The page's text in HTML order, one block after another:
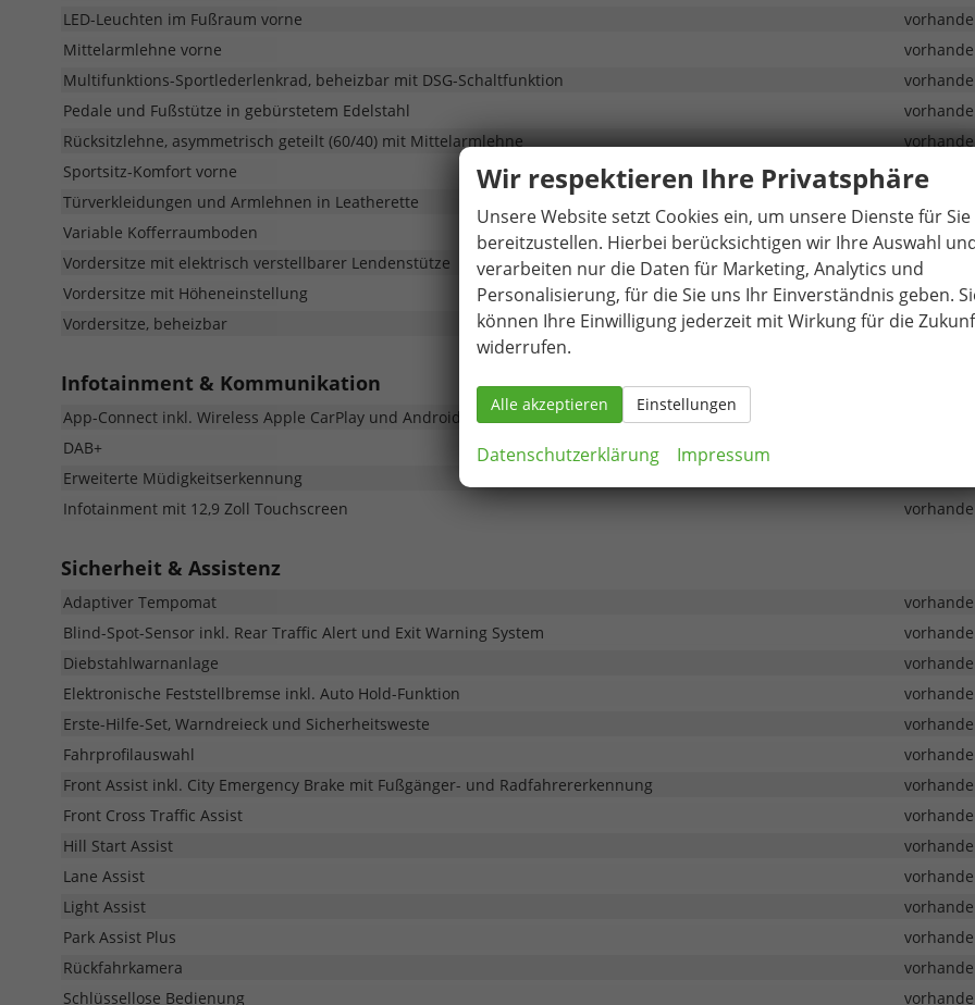
LED-Leuchten im Fußraum vorne
Mittelarmlehne vorne
Multifunktions-Sportlederlenkrad, beheizbar mit DSG-Schaltfunktion
Pedale und Fußstütze in gebürstetem Edelstahl
Rücksitzlehne, asymmetrisch geteilt (60/40) mit Mittelarmlehne
Sportsitz-Komfort vorne
Türverkleidungen und Armlehnen in Leatherette
Variable Kofferraumboden
Vordersitze mit elektrisch verstellbarer Lendenstütze
Vordersitze mit Höheneinstellung
Vordersitze, beheizbar
Infotainment & Kommunikation
App-Connect inkl. Wireless Apple CarPlay und Android Auto
DAB+
Erweiterte Müdigkeitserkennung
Infotainment mit 12,9 Zoll Touchscreen
Sicherheit & Assistenz
Adaptiver Tempomat
Blind-Spot-Sensor inkl. Rear Traffic Alert und Exit Warning System
Diebstahlwarnanlage
Elektronische Feststellbremse inkl. Auto Hold-Funktion
Erste-Hilfe-Set, Warndreieck und Sicherheitsweste
Fahrprofilauswahl
Front Assist inkl. City Emergency Brake mit Fußgänger- und Radfahrererkennung
Front Cross Traffic Assist
Hill Start Assist
Lane Assist
Light Assist
Park Assist Plus
Rückfahrkamera
Schlüssellose Bedienung
Wir respektieren Ihre Privatsphäre
Unsere Website setzt Cookies ein, um unsere Dienste für Sie
bereitzustellen. Hierbei berücksichtigen wir Ihre Auswahl
verarbeiten nur die Daten für Marketing, Analytics und
Personalisierung, für die Sie uns Ihr Einverständnis geben.
können Ihre Einwilligung jederzeit mit Wirkung für die
widerrufen.
Alle akzeptieren Einstellungen
Datenschutzerklärung Impressum